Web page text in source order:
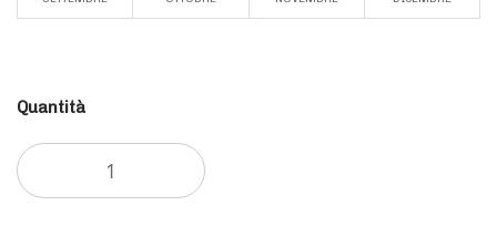
Quantità